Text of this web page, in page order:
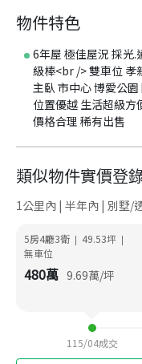
物件特色
6年屋 極佳屋況 採光.
級棒<br /> 雙車位 孝
主臥 市中心 博愛公園
位置優越 生活超級方
價格合理 稀有出售
類似物件實價登
1公里內 | 半年內 | 別墅/
5房4廳3衛 | 49.53坪 |
無車位
480萬 9.69萬/坪
115/04成交